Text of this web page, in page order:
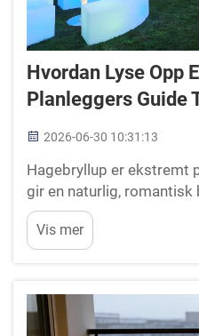
Hvordan Lyse Opp
Planleggers Guide
2026-06-30 10:31:13
Hagebryllup er ekstremt
gir en naturlig,
anstrengelse vakker om
arrangementplanlegger
utfordringen begynner
Vis mer